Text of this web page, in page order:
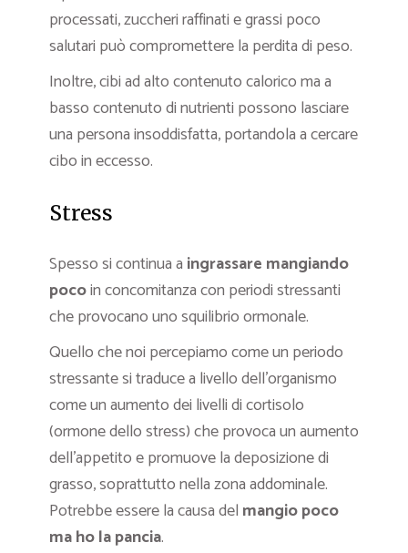
processati, zuccheri raffinati e grassi poco
salutari può compromettere la perdita di peso.
Inoltre, cibi ad alto contenuto calorico ma a
basso contenuto di nutrienti possono lasciare
una persona insoddisfatta, portandola a cercare
cibo in eccesso.
Stress
Spesso si continua a ingrassare mangiando
pocoin concomitanza con periodi stressanti
che provocano uno squilibrio ormonale.
Quello che noi percepiamo come un periodo
stressante si traduce a livello dell’organismo
come un aumento dei livelli di cortisolo
(ormone dello stress) che provoca un aumento
dell’appetito e promuove la deposizione di
grasso, soprattutto nella zona addominale.
Potrebbe essere la causa del mangio poco
ma ho la pancia.